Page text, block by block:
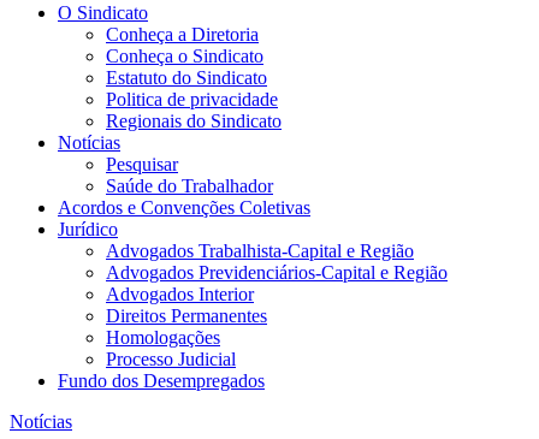
O Sindicato
Conheça a Diretoria
Conheça o Sindicato
Estatuto do Sindicato
Politica de privacidade
Regionais do Sindicato
Notícias
Pesquisar
Saúde do Trabalhador
Acordos e Convenções Coletivas
Jurídico
Advogados Trabalhista-Capital e Região
Advogados Previdenciários-Capital e Região
Advogados Interior
Direitos Permanentes
Homologações
Processo Judicial
Fundo dos Desempregados
Notícias